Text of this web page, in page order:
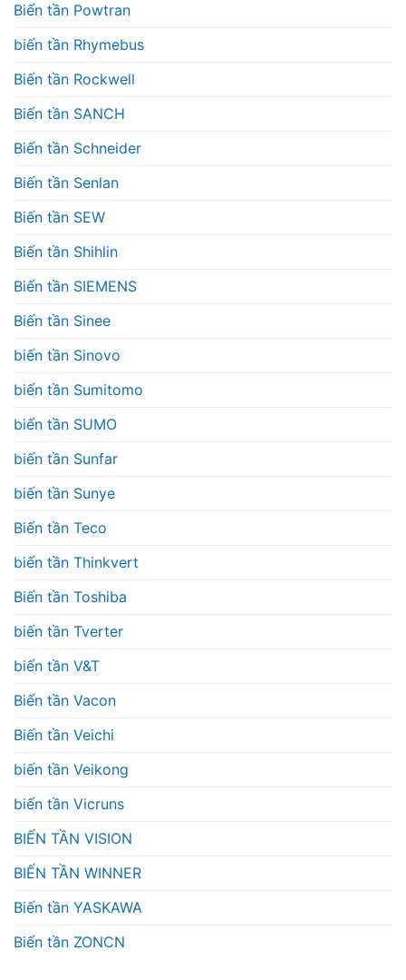
Biến tần Powtran
biến tần Rhymebus
Biến tần Rockwell
Biến tần SANCH
Biến tần Schneider
Biến tần Senlan
Biến tần SEW
Biến tần Shihlin
Biến tần SIEMENS
Biến tần Sinee
biến tần Sinovo
biến tần Sumitomo
biến tần SUMO
biến tần Sunfar
biến tần Sunye
Biến tần Teco
biến tần Thinkvert
Biến tần Toshiba
biến tần Tverter
biến tần V&T
Biến tần Vacon
Biến tần Veichi
biến tần Veikong
biến tần Vicruns
BIẾN TẦN VISION
BIẾN TẦN WINNER
Biến tần YASKAWA
Biến tần ZONCN